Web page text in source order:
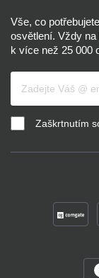
Vše, co
osvětlení. Vždy
k více než 25 000
Zaškrtnutím